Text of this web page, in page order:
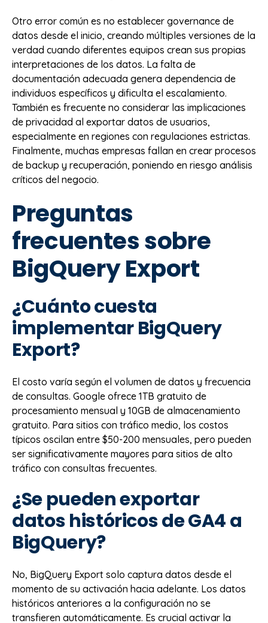
Otro error común es no establecer governance de
datos desde el inicio, creando múltiples versiones de la
verdad cuando diferentes equipos crean sus propias
interpretaciones de los datos. La falta de
documentación adecuada genera dependencia de
individuos específicos y dificulta el escalamiento.
También es frecuente no considerar las implicaciones
de privacidad al exportar datos de usuarios,
especialmente en regiones con regulaciones estrictas.
Finalmente, muchas empresas fallan en crear procesos
de backup y recuperación, poniendo en riesgo análisis
críticos del negocio.
Preguntas
frecuentes sobre
BigQuery Export
¿Cuánto cuesta
implementar BigQuery
Export?
El costo varía según el volumen de datos y frecuencia
de consultas. Google ofrece 1TB gratuito de
procesamiento mensual y 10GB de almacenamiento
gratuito. Para sitios con tráfico medio, los costos
típicos oscilan entre $50-200 mensuales, pero pueden
ser significativamente mayores para sitios de alto
tráfico con consultas frecuentes.
¿Se pueden exportar
datos históricos de GA4 a
BigQuery?
No, BigQuery Export solo captura datos desde el
momento de su activación hacia adelante. Los datos
históricos anteriores a la configuración no se
transfieren automáticamente. Es crucial activar la